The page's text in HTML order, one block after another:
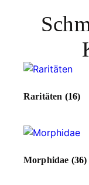
Raritäten (16)
Morphidae (36)